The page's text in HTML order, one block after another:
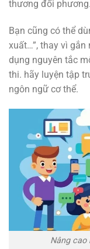
thương đối phương.
Bạn cũng có thể
xuất…”, thay vì
dụng nguyên tắc
thi. hãy luyện tập
ngôn ngữ cơ thể.
Nâng cao